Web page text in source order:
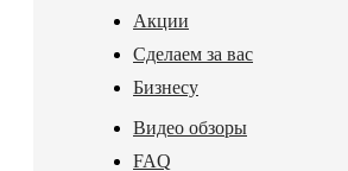
Акции
Сделаем за вас
Бизнесу
Видео обзоры
FAQ